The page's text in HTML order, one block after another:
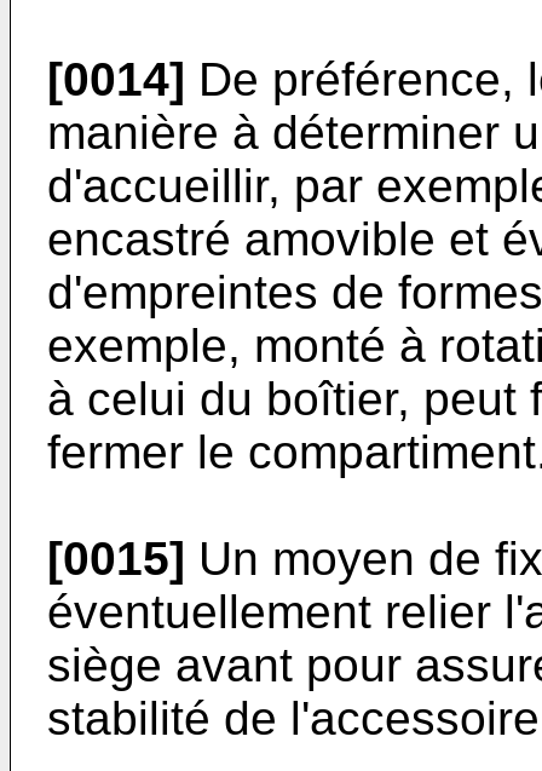
[0014] De préférence,
manière à déterminer
d'accueillir, par
encastré amovible et
d'empreintes de
exemple, monté à
à celui du boîtier, peut
fermer le
[0015] Un moyen de
éventuellement relier
siège avant pour
stabilité de